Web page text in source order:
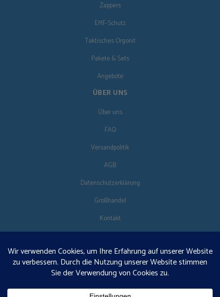
Zappers
EMF-Schutz
Taktisches Orgonit
Pakete & Sets
Angebote
ÜBER UNS
Über uns
FAQ
Versandpolitik
AGB
Datenschutzerklärung
Großhandel
Kontakt
FOLG UNS